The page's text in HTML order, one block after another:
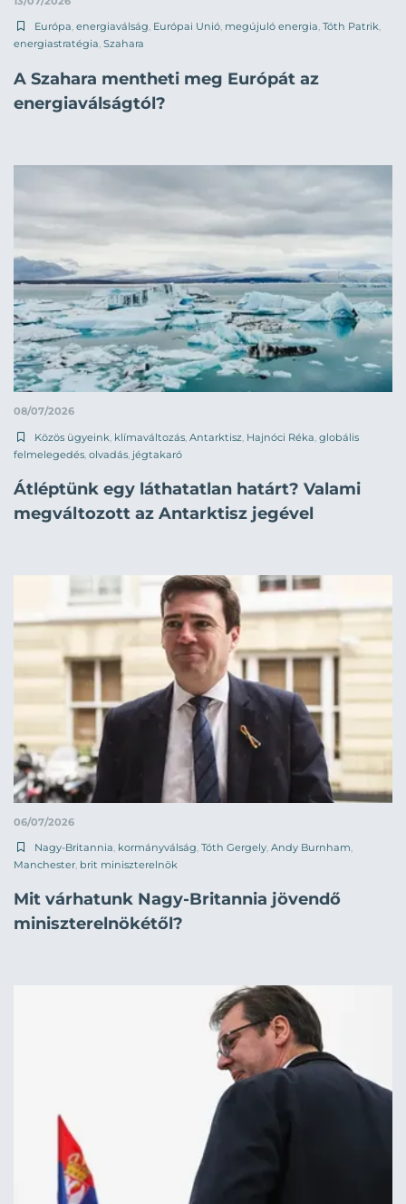
Európa, energiaválság, Európai Unió, megújuló energia, Tóth Patrik,
energiastratégia, Szahara
A Szahara mentheti meg Európát az
energiaválságtól?
08/07/2026
Közös ügyeink klímaváltozás Antarktisz Hajnóci Réka globális
felmelegedés olvadás jégtakaró
Átléptünk egy láthatatlan határt? Valami
megváltozott az Antarktisz jegével
06/07/2026
Nagy-Britannia kormányválság Tóth Gergely Andy Burnham
Manchester brit miniszterelnök
Mit várhatunk Nagy-Britannia jövendő
miniszterelnökétől?